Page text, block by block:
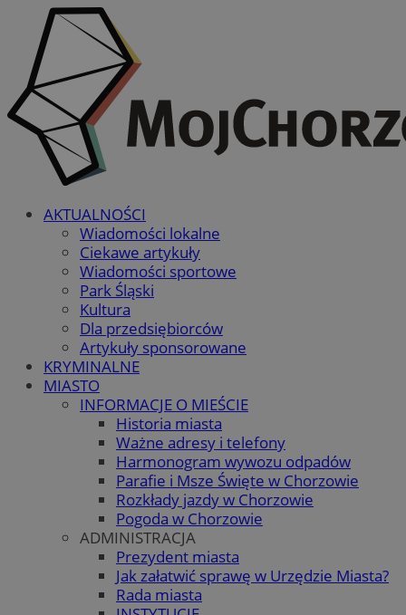
AKTUALNOŚCI
Wiadomości lokalne
Ciekawe artykuły
Wiadomości sportowe
Park Śląski
Kultura
Dla przedsiębiorców
Artykuły sponsorowane
KRYMINALNE
MIASTO
INFORMACJE O MIEŚCIE
Historia miasta
Ważne adresy i telefony
Harmonogram wywozu odpadów
Parafie i Msze Święte w Chorzowie
Rozkłady jazdy w Chorzowie
Pogoda w Chorzowie
ADMINISTRACJA
Prezydent miasta
Jak załatwić sprawę w Urzędzie Miasta?
Rada miasta